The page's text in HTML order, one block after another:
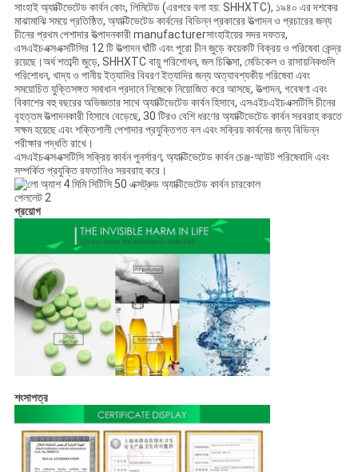
সাংহাই অ্যাক্টিভেটেড কার্বন কোং, লিমিটেড (এরপরে বলা হয়: SHHXTC), ১৯৪০ এর দশকের
মাঝামাঝি সময়ে প্রতিষ্ঠিত, অ্যাক্টিভেটেড কার্বনের বিভিন্ন প্রকারের উত্পাদন ও প্রচারের জন্য
চীনের প্রথম পেশাদার উত্পাদনকারী manufacturerসাংহাইয়ের সদর দফতর,
এসএইচএক্সএক্সটিসির 12 টি উত্পাদন ঘাঁটি এবং পুরো চীন জুড়ে কয়েকটি বিক্রয় ও পরিষেবা কেন্দ্র
রয়েছে।অর্ধ শতাব্দী জুড়ে, SHHXTC বায়ু পরিশোধন, জল চিকিত্সা, মেডিকেল ও রাসায়নিকগুলি
পরিশোধন, খাদ্য ও পানীয় ইত্যাদির বিবরণ ইত্যাদির জন্য অত্যাবশ্যকীয় পরিষেবা এবং
সময়োচিত যুক্তিসঙ্গত সমাধান প্রদানে নিজেকে নিয়োজিত করে আসছে, উত্পাদন, গবেষণা এবং
বিকাশের বহু বছরের অভিজ্ঞতার সাথে অ্যাক্টিভেটেড কার্বন হিসাবে, এসএইচএইচএক্সটিসি চীনের
বৃহত্তম উত্পাদনকারী হিসাবে বেড়েছে, 30 টিরও বেশি ধরণের অ্যাক্টিভেটেড কার্বন সরবরাহ করতে
সক্ষম হয়েছে এবং শক্তিশালী পেশাদার প্রযুক্তিগত বল এবং সক্রিয় কার্বনের জন্য বিভিন্ন
পরীক্ষার পদ্ধতি রাখে।
এসএইচএক্সএক্সটিসি সক্রিয় কার্বন পুনর্সারণ, অ্যাক্টিভেটেড কার্বন চেঞ্জ-আউট পরিষেবাদি এবং
সম্পর্কিত প্রযুক্তি রফতানিও সরবরাহ করে।
প্রয়োগ
শংসাপত্র